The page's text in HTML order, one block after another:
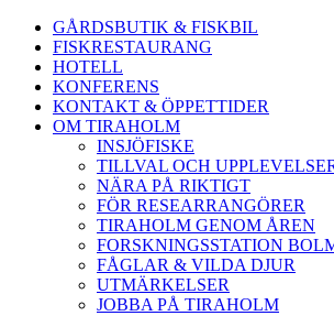
GÅRDSBUTIK & FISKBIL
FISKRESTAURANG
HOTELL
KONFERENS
KONTAKT & ÖPPETTIDER
OM TIRAHOLM
INSJÖFISKE
TILLVAL OCH
NÄRA PÅ RIKTIGT
FÖR RESEARRANGÖRER
TIRAHOLM GENOM ÅREN
FORSKNINGSSTATION
FÅGLAR & VILDA DJUR
UTMÄRKELSER
JOBBA PÅ TIRAHOLM